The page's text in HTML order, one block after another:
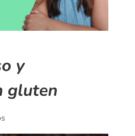
y
gluten